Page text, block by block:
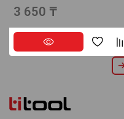
3 650 ₸